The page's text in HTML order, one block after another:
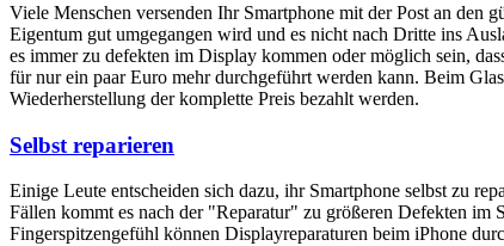
Viele Menschen versenden Ihr Smartphone mit der Post an den
Eigentum gut umgegangen wird und es nicht nach Dritte ins
es immer zu defekten im Display kommen oder möglich sein,
für nur ein paar Euro mehr durchgeführt werden kann. Beim
Wiederherstellung der komplette Preis bezahlt werden.
Selbst reparieren
Einige Leute entscheiden sich dazu, ihr Smartphone selbst zu
Fällen kommt es nach der "Reparatur" zu größeren Defekten
Fingerspitzengefühl können Displayreparaturen beim iPhone